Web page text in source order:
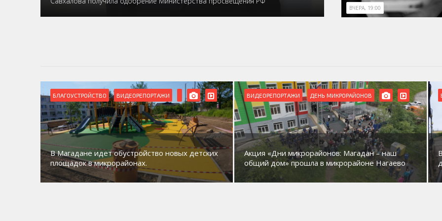
ВЧЕРА, 19:00
БЛАГОУСТРОЙСТВО ВИДЕОРЕПОРТАЖИ
В Магадане идет обустройство новых детских
площадок в микрорайонах.
ВИДЕОРЕПОРТАЖИ ДЕНЬ МИКРОРАЙОНОВ
Акция «Дни микрорайонов: Магадан – наш
общий дом» прошла в микрорайоне Нагаево